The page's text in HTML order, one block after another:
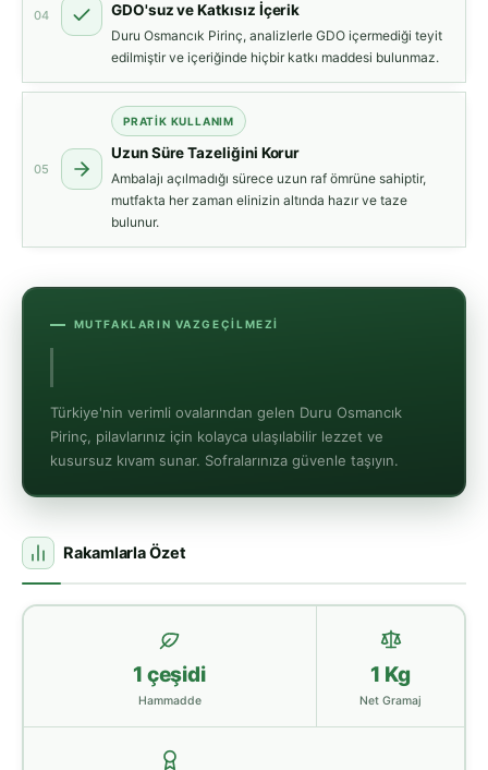
04 GDO'suz ve Katkısız İçerik
Duru Osmancık Pirinç, analizlerle GDO içermediği teyit
edilmiştir ve içeriğinde hiçbir katkı maddesi bulunmaz.
05
PRATIK KULLANIM
Uzun Süre Tazeliğini Korur
Ambalajı açılmadığı sürece uzun raf ömrüne sahiptir,
mutfakta her zaman elinizin altında hazır ve taze
bulunur.
MUTFAKLARIN VAZGEÇILMEZI
Türkiye'nin verimli ovalarından gelen Duru Osmancık
Pirinç, pilavlarınız için kolayca ulaşılabilir lezzet ve
kusursuz kıvam sunar. Sofralarınıza güvenle taşıyın.
Rakamlarla Özet
1 çeşidi
Hammadde
1 Kg
Net Gramaj